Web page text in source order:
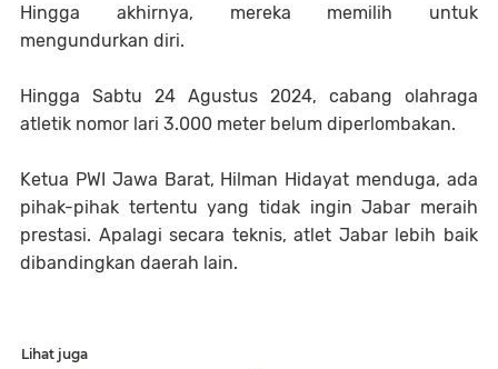
Hingga akhirnya, mereka memilih untuk
mengundurkan diri.
Hingga Sabtu 24 Agustus 2024, cabang olahraga
atletik nomor lari 3.000 meter belum diperlombakan.
Ketua PWI Jawa Barat, Hilman Hidayat menduga, ada
pihak-pihak tertentu yang tidak ingin Jabar meraih
prestasi. Apalagi secara teknis, atlet Jabar lebih baik
dibandingkan daerah lain.
Lihat juga